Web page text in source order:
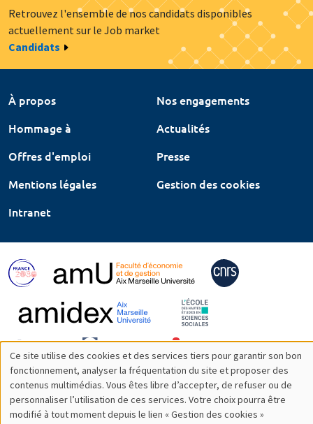
Retrouvez l'ensemble de nos candidats disponibles
actuellement sur le Job market
Candidats
À propos
Nos engagements
Hommage à
Actualités
Offres d'emploi
Presse
Mentions légales
Gestion des cookies
Intranet
Utilisation
des
Ce site utilise des cookies et des services tiers pour garantir son bon
fonctionnement, analyser la fréquentation du site et proposer des
contenus multimédias. Vous êtes libre d’accepter, de refuser ou de
personnaliser l’utilisation de ces services. Votre choix pourra être
modifié à tout moment depuis le lien « Gestion des cookies »